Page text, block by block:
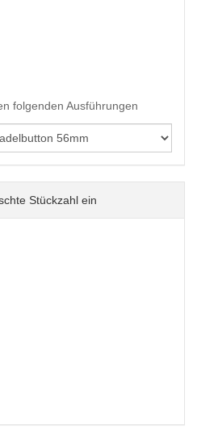
folgenden Ausführungen
Stückzahl ein